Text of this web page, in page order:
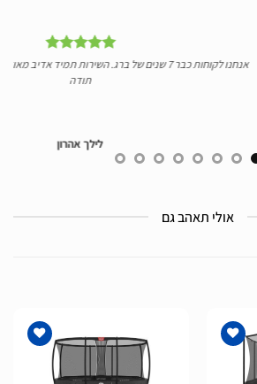
אנחנו לקוחות כבר 7 שנים של ברג. השירות תמיד אדיב מאוד, מקצועי, מהיר ומעולה.
אולי תאהב גם